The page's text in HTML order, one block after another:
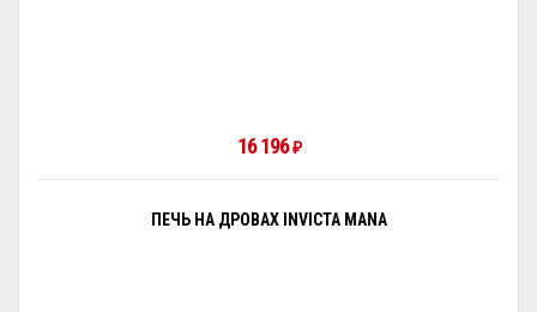
16 196₽
ПЕЧЬ НА ДРОВАХ INVICTA MANA